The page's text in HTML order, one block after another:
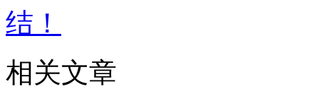
结！
相关文章